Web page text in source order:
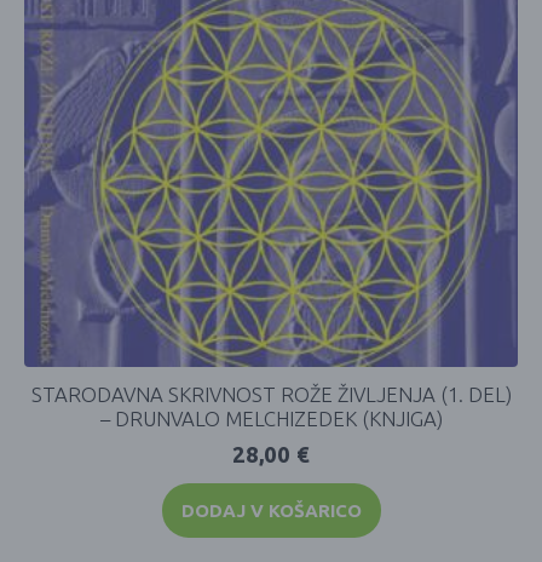
STARODAVNA SKRIVNOST ROŽE ŽIVLJENJA (1. DEL)
– DRUNVALO MELCHIZEDEK (KNJIGA)
28,00 €
DODAJ V KOŠARICO